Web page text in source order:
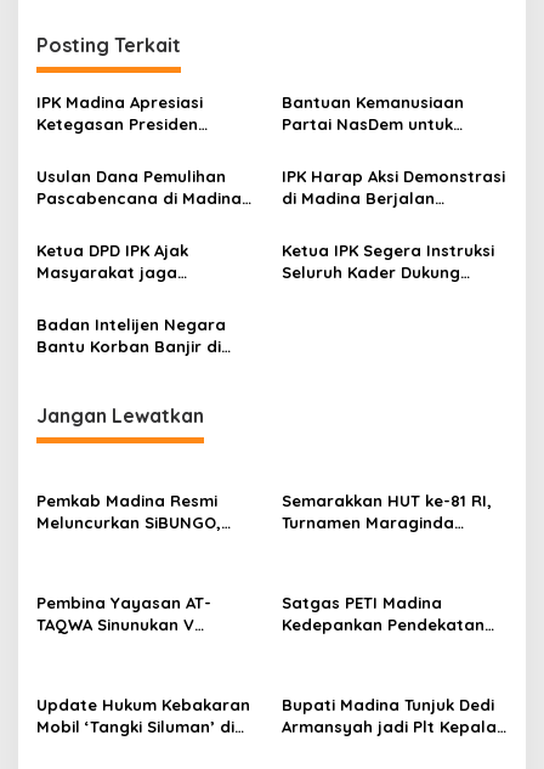
Posting Terkait
IPK Madina Apresiasi
Ketegasan Presiden
Korupsi Tanpa Pandang
Bulu
Bantuan Kemanusiaan
Partai NasDem untuk
Mandailing Natal
Usulan Dana Pemulihan
Pascabencana di Madina
Kemendagri
IPK Harap Aksi Demonstrasi
di Madina Berjalan
Mahasiswa
Ketua DPD IPK Ajak
Masyarakat jaga
Damai
Ketua IPK Segera Instruksi
Seluruh Kader Dukung
Badan Intelijen Negara
Bantu Korban Banjir di
Jangan Lewatkan
Pemkab Madina Resmi
Meluncurkan SiBUNGO,
Semarakkan HUT ke-81 RI,
Turnamen Maraginda
Pembina Yayasan AT-
TAQWA Sinunukan V
Satgas PETI Madina
Kedepankan Pendekatan
Update Hukum Kebakaran
Mobil ‘Tangki Siluman’ di
Bupati Madina Tunjuk Dedi
Armansyah jadi Plt Kepala